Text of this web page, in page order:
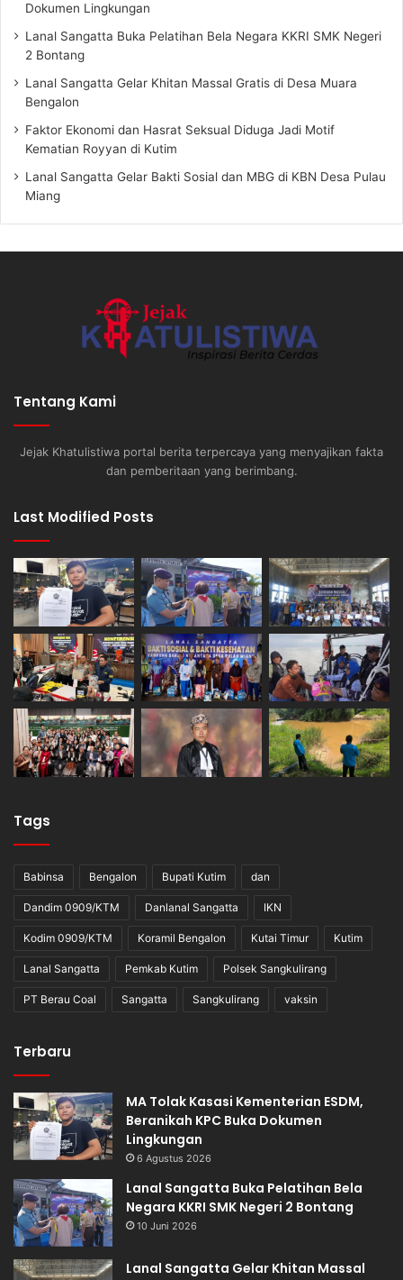
Dokumen Lingkungan
Lanal Sangatta Buka Pelatihan Bela Negara KKRI SMK Negeri
2 Bontang
Lanal Sangatta Gelar Khitan Massal Gratis di Desa Muara
Bengalon
Faktor Ekonomi dan Hasrat Seksual Diduga Jadi Motif
Kematian Royyan di Kutim
Lanal Sangatta Gelar Bakti Sosial dan MBG di KBN Desa Pulau
Miang
Tentang Kami
Jejak Khatulistiwa portal berita terpercaya yang menyajikan fakta
dan pemberitaan yang berimbang.
Last Modified Posts
Tags
Babinsa Bengalon Bupati Kutim dan
Dandim 0909/KTM Danlanal Sangatta IKN
Kodim 0909/KTM Koramil Bengalon Kutai Timur Kutim
Lanal Sangatta Pemkab Kutim Polsek Sangkulirang
PT Berau Coal Sangatta Sangkulirang vaksin
Terbaru
MA Tolak Kasasi Kementerian ESDM,
Beranikah KPC Buka Dokumen
Lingkungan
6 Agustus 2026
Lanal Sangatta Buka Pelatihan Bela
Negara KKRI SMK Negeri 2 Bontang
10 Juni 2026
Lanal Sangatta Gelar Khitan Massal